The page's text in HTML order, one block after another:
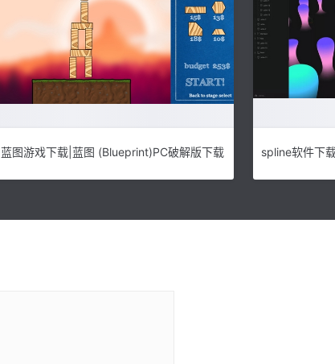
蓝图游戏下载|蓝图 (Blueprint)PC破解版下载 spline软件下